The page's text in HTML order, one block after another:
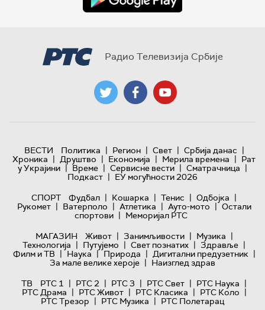
Радио Телевизија Србије
ВЕСТИ Политика | Регион | Свет | Србија данас |
Хроника | Друштво | Економија | Мерила времена | Рат
у Украјини | Време | Сервисне вести | Сматрачница |
Подкаст | ЕУ могућности 2026
СПОРТ
Фудбал | Кошарка | Тенис | Одбојка |
Рукомет | Ватерполо | Атлетика | Ауто-мото | Остали
спортови | Меморијал РТС
МАГАЗИН
Живот | Занимљивости | Музика |
Технологијa | Путујемо | Свет познатих | Здравље |
Филм и ТВ | Наука | Природа | Дигитални предузетник |
За мале велике хероје | Наизглед здрав
ТВ
РТС 1 | РТС 2 | РТС 3 | РТС Свет | РТС Наука |
РТС Драма | РТС Живот | РТС Класика | РТС Коло |
РТС Трезор | РТС Музика | РТС Полетарац